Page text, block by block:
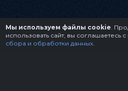
Мы используем файлы cookie .
использовать сайт, вы соглашаетесь с
сбора и обработки данных